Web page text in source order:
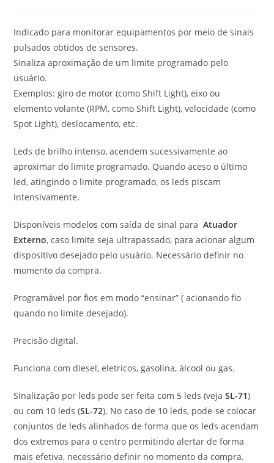
Indicado para monitorar equipamentos por meio de sinais
pulsados obtidos de sensores.
Sinaliza aproximação de um limite programado pelo
usuário.
Exemplos: giro de motor (como Shift Light), eixo ou
elemento volante (RPM, como Shift Light), velocidade (como
Spot Light), deslocamento, etc.
Leds de brilho intenso, acendem sucessivamente ao
aproximar do limite programado. Quando aceso o último
led, atingindo o limite programado, os leds piscam
intensivamente.
Disponíveis modelos com saída de sinal paraAtuador
Externo, caso limite seja ultrapassado, para acionar algum
dispositivo desejado pelo usuário. Necessário definir no
momento da compra.
Programável por fios em modo “ensinar” ( acionando fio
quando no limite desejado).
Precisão digital.
Funciona com diesel, eletricos, gasolina, álcool ou gas.
Sinalização por leds pode ser feita com 5 leds (vejaSL-71)
ou com 10 leds (SL-72). No caso de 10 leds, pode-se colocar
conjuntos de leds alinhados de forma que os leds acendam
dos extremos para o centro permitindo alertar de forma
mais efetiva, necessário definir no momento da compra.